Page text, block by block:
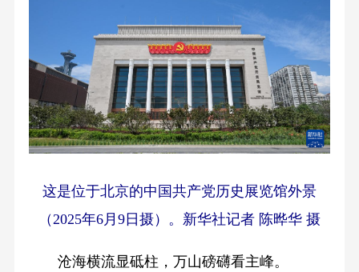
这是位于北京的中国共产党历史展览馆外景
（2025年6月9日摄）。新华社记者 陈晔华 摄
沧海横流显砥柱，万山磅礴看主峰。